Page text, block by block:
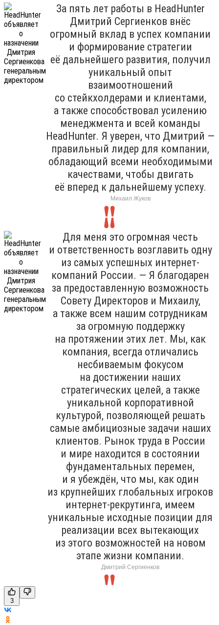
За пять лет работы в HeadHunter
Дмитрий Сергиенков внёс
огромный вклад в успех компании
и формирование стратегии
её дальнейшего развития, получил
уникальный опыт
взаимоотношений
со стейкхолдерами и клиентами,
а также способствовал усилению
менеджмента и всей команды
HeadHunter. Я уверен, что Дмитрий —
правильный лидер для компании,
обладающий всеми необходимыми
качествами, чтобы двигать
её вперед к дальнейшему успеху.
Михаил Жуков
Для меня это огромная честь
и ответственность возглавить одну
из самых успешных интернет-
компаний России. — Я благодарен
за предоставленную возможность
Совету Директоров и Михаилу,
а также всем нашим сотрудникам
за огромную поддержку
на протяжении этих лет. Мы, как
компания, всегда отличались
несбиваемым фокусом
на достижении наших
стратегических целей, а также
уникальной корпоративной
культурой, позволяющей решать
самые амбициозные задачи наших
клиентов. Рынок труда в России
и мире находится в состоянии
фундаментальных перемен,
и я убеждён, что мы, как один
из крупнейших глобальных игроков
интернет-рекрутинга, имеем
уникальные исходные позиции для
реализации всех вытекающих
из этого возможностей на новом
этапе жизни компании.
Дмитрий Сергиенков
3